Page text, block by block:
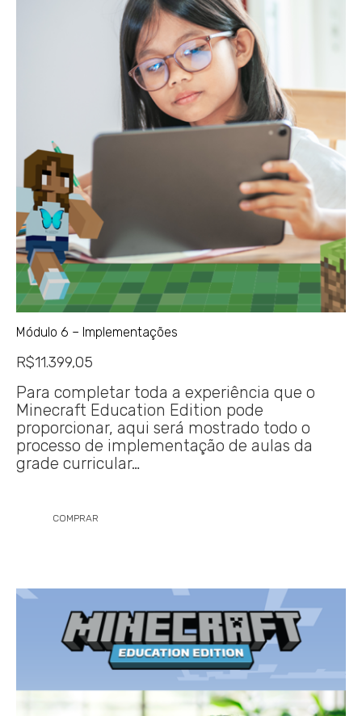
Módulo 6 – Implementações
R$11.399,05
Para completar toda a experiência que o
Minecraft Education Edition pode
proporcionar, aqui será mostrado todo o
processo de implementação de aulas da
grade curricular…
COMPRAR